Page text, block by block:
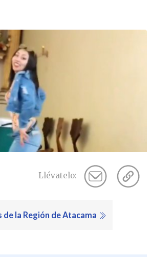
Llévatelo:
de la Región de Atacama